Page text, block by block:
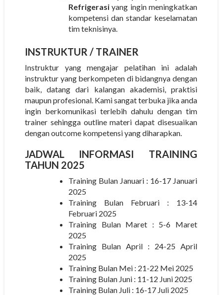
Refrigerasiyang ingin meningkatkan
kompetensi dan standar keselamatan
tim teknisinya.
INSTRUKTUR / TRAINER
Instruktur yang mengajar pelatihan ini adalah
instruktur yang berkompeten di bidangnya dengan
baik, datang dari kalangan akademisi, praktisi
maupun profesional. Kami sangat terbuka jika anda
ingin berkomunikasi terlebih dahulu dengan tim
trainer sehingga outline materi dapat disesuaikan
dengan outcome kompetensi yang diharapkan.
JADWAL INFORMASI TRAINING
TAHUN 2025
Training Bulan Januari : 16-17 Januari
2025
Training Bulan Februari : 13-14
Februari 2025
Training Bulan Maret : 5-6 Maret
2025
Training Bulan April : 24-25 April
2025
Training Bulan Mei : 21-22 Mei 2025
Training Bulan Juni : 11-12 Juni 2025
Training Bulan Juli : 16-17 Juli 2025